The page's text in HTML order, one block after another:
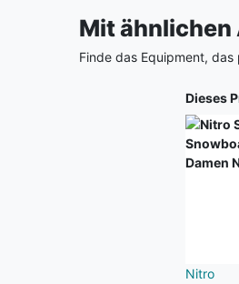
Mit
Finde das Equipment,
Dieses
Nitro